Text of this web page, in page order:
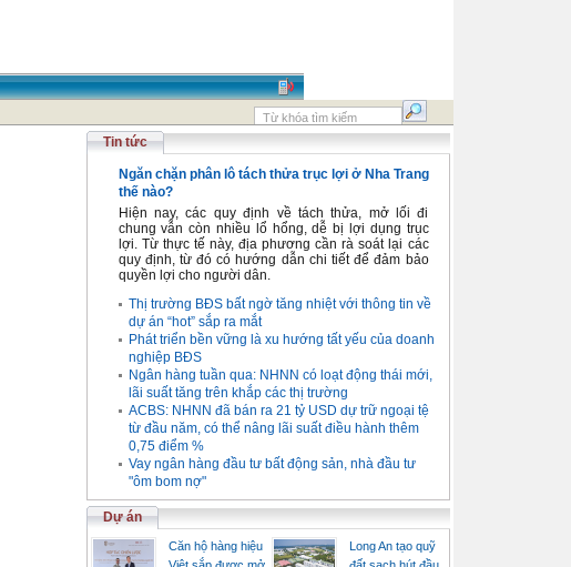
Tin tức
Ngăn chặn phân lô tách thửa trục lợi ở Nha Trang
thế nào?
Hiện nay, các quy định về tách thửa, mở lối đi
chung vẫn còn nhiều lổ hổng, dễ bị lợi dụng trục
lợi. Từ thực tế này, địa phương cần rà soát lại các
quy định, từ đó có hướng dẫn chi tiết để đảm bảo
quyền lợi cho người dân.
Thị trường BĐS bất ngờ tăng nhiệt với thông tin về
dự án “hot” sắp ra mắt
Phát triển bền vững là xu hướng tất yếu của doanh
nghiệp BĐS
Ngân hàng tuần qua: NHNN có loạt động thái mới,
lãi suất tăng trên khắp các thị trường
ACBS: NHNN đã bán ra 21 tỷ USD dự trữ ngoại tệ
từ đầu năm, có thể nâng lãi suất điều hành thêm
0,75 điểm %
Vay ngân hàng đầu tư bất động sản, nhà đầu tư
"ôm bom nợ"
Dự án
Căn hộ hàng hiệu
Long An tạo quỹ